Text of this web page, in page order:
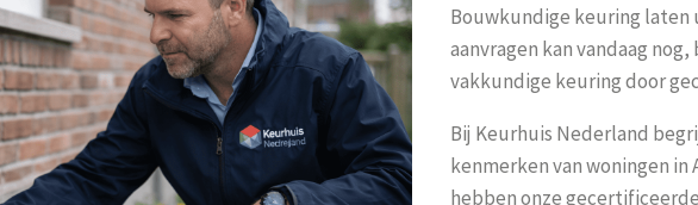
Bouwkundige keuring laten
aanvragen kan vandaag
vakkundige keuring door
Bij Keurhuis Nederland
kenmerken van woningen in
hebben onze